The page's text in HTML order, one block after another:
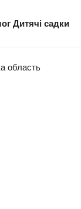
Дитячі садки
область